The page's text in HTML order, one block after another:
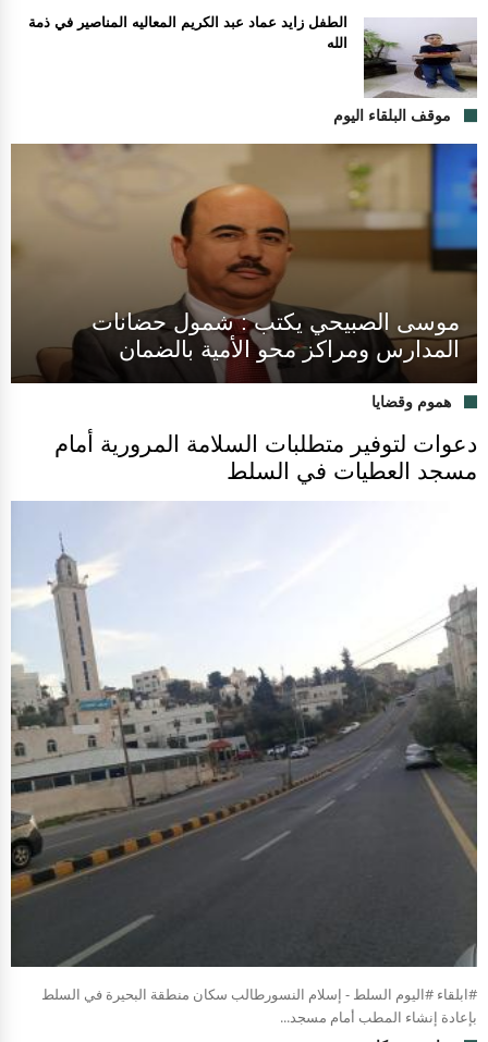
الطفل زايد عماد عبد الكريم المعاليه المناصير في ذمة
الله
موقف البلقاء اليوم
موسى الصبيحي يكتب : شمول حضانات
المدارس ومراكز محو الأمية بالضمان
هموم وقضايا
دعوات لتوفير متطلبات السلامة المرورية أمام
مسجد العطيات في السلط
#ابلقاء #اليوم السلط - إسلام النسورطالب سكان منطقة البحيرة في السلط
بإعادة إنشاء المطب أمام مسجد...